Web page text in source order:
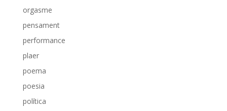
orgasme
pensament
performance
plaer
poema
poesia
política